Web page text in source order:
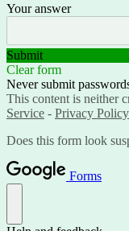
Your answer
Submit
Clear form
Never submit
This content is neither
Service - Privacy Policy
Does this form look
Forms